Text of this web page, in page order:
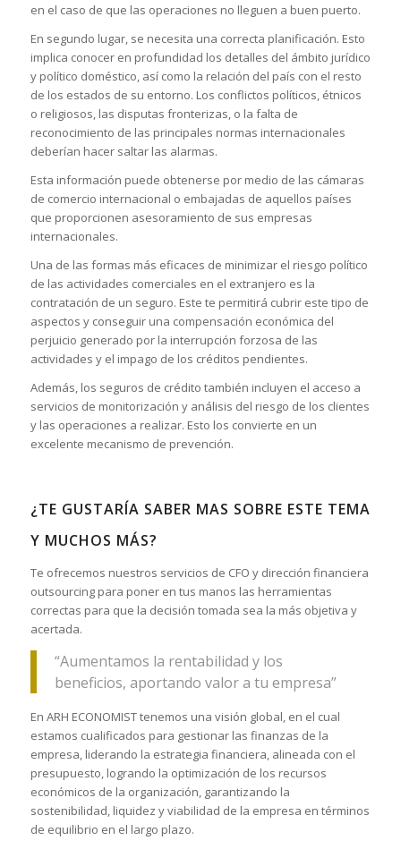
en el caso de que las operaciones no lleguen a buen puerto.
En segundo lugar, se necesita una correcta planificación. Esto
implica conocer en profundidad los detalles del ámbito jurídico
y político doméstico, así como la relación del país con el resto
de los estados de su entorno. Los conflictos políticos, étnicos
o religiosos, las disputas fronterizas, o la falta de
reconocimiento de las principales normas internacionales
deberían hacer saltar las alarmas.
Esta información puede obtenerse por medio de las cámaras
de comercio internacional o embajadas de aquellos países
que proporcionen asesoramiento de sus empresas
internacionales.
Una de las formas más eficaces de minimizar el riesgo político
de las actividades comerciales en el extranjero es la
contratación de un seguro. Este te permitirá cubrir este tipo de
aspectos y conseguir una compensación económica del
perjuicio generado por la interrupción forzosa de las
actividades y el impago de los créditos pendientes.
Además, los seguros de crédito también incluyen el acceso a
servicios de monitorización y análisis del riesgo de los clientes
y las operaciones a realizar. Esto los convierte en un
excelente mecanismo de prevención.
¿TE GUSTARÍA SABER MAS SOBRE ESTE TEMA
Y MUCHOS MÁS?
Te ofrecemos nuestros servicios de CFO y dirección financiera
outsourcing para poner en tus manos las herramientas
correctas para que la decisión tomada sea la más objetiva y
acertada.
“Aumentamos la rentabilidad y los
beneficios, aportando valor a tu empresa”
En ARH ECONOMIST tenemos una visión global, en el cual
estamos cualificados para gestionar las finanzas de la
empresa, liderando la estrategia financiera, alineada con el
presupuesto, logrando la optimización de los recursos
económicos de la organización, garantizando la
sostenibilidad, liquidez y viabilidad de la empresa en términos
de equilibrio en el largo plazo.